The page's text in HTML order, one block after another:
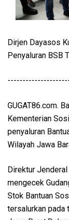
Dirjen Dayasos
Penyaluran BSB
GUGAT86.com.
Kementerian
penyaluran
Wilayah Jawa
Direktur
mengecek
Stok Bantuan
tersalurkan pada